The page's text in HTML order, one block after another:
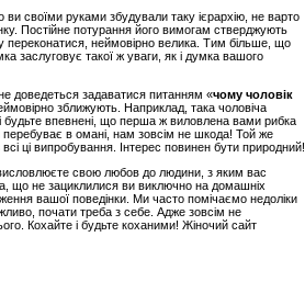
своїми руками збудували таку ієрархію, не варто
Постійне потурання його вимогам стверджують
переконатися, неймовірно велика. Тим більше, що
заслуговує такої ж уваги, як і думка вашого
доведеться задаватися питанням «чому чоловік
зближують. Наприклад, така чоловіча
будьте впевнені, що перша ж виловлена ​​вами рибка
перебуває в омані, нам зовсім не шкода! Той же
ці випробування. Інтерес повинен бути природний!
свою любов до людини, з яким вас
що не зациклилися ви виключно на домашніх
вашої поведінки. Ми часто помічаємо недоліки
почати треба з себе. Адже зовсім не
Кохайте і будьте коханими! Жіночий сайт